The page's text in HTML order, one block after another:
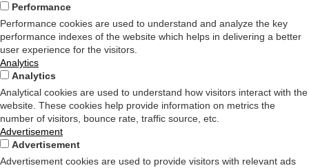
Performance
Performance cookies are used to understand and analyze the key
performance indexes of the website which helps in delivering a better
user experience for the visitors.
Analytics
Analytics
Analytical cookies are used to understand how visitors interact with the
website. These cookies help provide information on metrics the
number of visitors, bounce rate, traffic source, etc.
Advertisement
Advertisement
Advertisement cookies are used to provide visitors with relevant ads